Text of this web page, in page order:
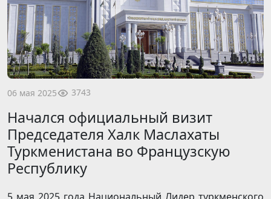
06 мая 2025 3743
Начался официальный визит
Председателя Халк Маслахаты
Туркменистана во Французскую
Республику